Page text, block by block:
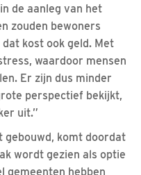
de aanleg van het
zouden bewoners
kost ook geld. Met
waardoor mensen
Er zijn dus minder
perspectief bekijkt,
uit.”
gebouwd, komt doordat
wordt gezien als optie
gemeenten hebben